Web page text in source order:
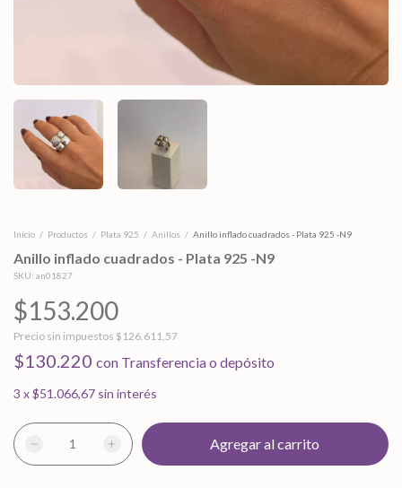
Inicio / Productos / Plata 925 / Anillos / Anillo inflado cuadrados - Plata 925 -N9
Anillo inflado cuadrados - Plata 925 -N9
SKU: an01827
$153.200
Precio sin impuestos $126.611,57
$130.220 con Transferencia o depósito
3 x$51.066,67 sin interés